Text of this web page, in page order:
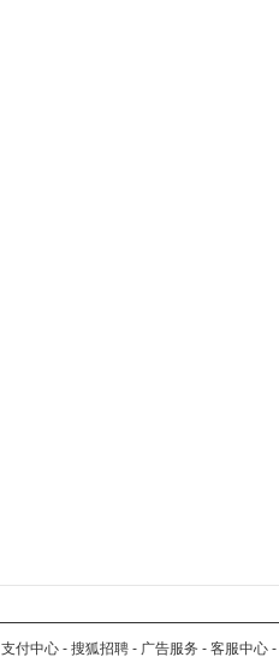
支付中心 - 搜狐招聘 - 广告服务 - 客服中心 -